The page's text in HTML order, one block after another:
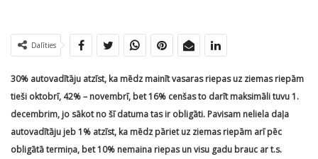
Dalīties
30% autovadītāju atzīst, ka mēdz mainīt vasaras riepas uz ziemas riepām
tieši oktobrī, 42% – novembrī, bet 16% cenšas to darīt maksimāli tuvu 1.
decembrim, jo sākot no šī datuma tas ir obligāti. Pavisam neliela daļa
autovadītāju jeb 1% atzīst, ka mēdz pāriet uz ziemas riepām arī pēc
obligātā termiņa, bet 10% nemaina riepas un visu gadu brauc ar t.s.